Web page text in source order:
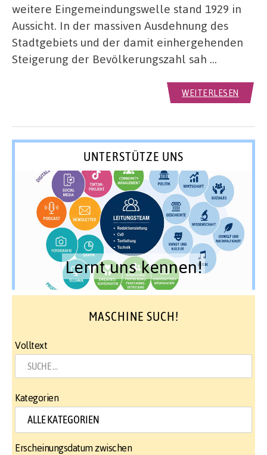
weitere Eingemeindungswelle stand 1929 in
Aussicht. In der massiven Ausdehnung des
Stadtgebiets und der damit einhergehenden
Steigerung der Bevölkerungszahl sah …
WEITERLESEN
UNTERSTÜTZE UNS
Lernt uns kennen!
MASCHINE SUCH!
Volltext
Kategorien
Erscheinungsdatum zwischen